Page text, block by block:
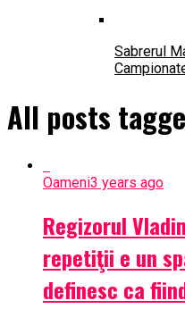
Sabrerul
All posts
Oameni3 years ago
Regizorul
repetiţii e un
definesc ca